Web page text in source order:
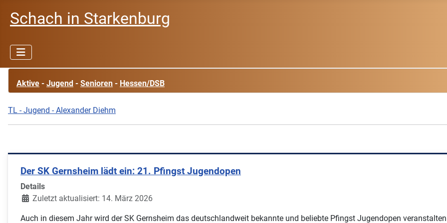
Schach in Starkenburg
Aktive - Jugend - Senioren - Hessen/DSB
TL - Jugend - Alexander Diehm
Der SK Gernsheim lädt ein: 21. Pfingst Jugendopen
Details
Zuletzt aktualisiert: 14. März 2026
Auch in diesem Jahr wird der SK Gernsheim das deutschlandweit bekannte und beliebte Pfingst Jugendopen